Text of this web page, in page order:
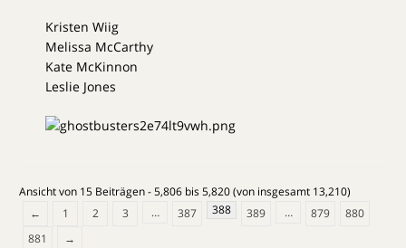
Kristen Wiig
Melissa McCarthy
Kate McKinnon
Leslie Jones
Ansicht von 15 Beiträgen - 5,806 bis 5,820 (von insgesamt 13,210)
←
1 2 3 … 387 388 389 … 879
880
881
→